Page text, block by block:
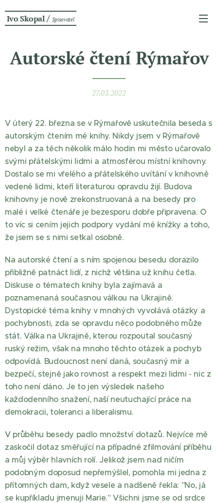
Ivo Skopal/ Spisovatel
Autorské čtení Rýmařov
27.03.2022
V úterý 22. března se v Rýmařově uskutečnila beseda s
autorským čtením mé knihy. Nikdy jsem v Rýmařově
nebyl a za těch několik málo hodin mi město učarovalo
svými přátelskými lidmi a atmosférou místní knihovny.
Dostalo se mi vřelého a přátelského uvítání v knihovně
vedené lidmi, kteří literaturou opravdu žijí. Budova
knihovny je nově zrekonstruovaná a na besedy pro
malé i velké čtenáře je bezesporu dobře připravena. O
to víc si cením jejich podpory vydání mé knížky a toho,
že jsem se s nimi setkal osobně.
Na autorské čtení a s ním spojenou besedu dorazilo
přibližně patnáct lidí, z nichž většina už knihu četla.
Diskuse o tématech knihy byla zajímavá a
poznamenaná současnou válkou na Ukrajině.
Dystopické téma knihy v mnohých vyvolává otázky a
pochybnosti, zda se opravdu něco podobného může
stát. Válka na Ukrajině, kterou rozpoutal současný
ruský režim, však na mnoho těchto otázek a pochyb
odpovídá. Budoucnost není daná, současný mír a
bezpečí, stejně jako rovnost a respekt mezi lidmi - nic z
toho není dáno. Je to jen výsledek našeho
každodenního snažení, naší neutuchající práce na
demokracii, toleranci a liberalismu.
V průběhu besedy padlo množství dotazů. Nejvíce mě
zaskočil dotaz směřující na případné zfilmování příběhu
a můj výběr hlavních rolí. Jelikož jsem nad ničím
podobným doposud nepřemýšlel, pomohla mi jedna z
přítomných dam, když vesele a nadšeně řekla: "No, já
se kupříkladu jmenuji Marie." Všichni jsme se od srdce